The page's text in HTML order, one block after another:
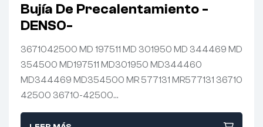
Bujía De Precalentamiento -
DENSO-
3671042500 MD 197511 MD 301950 MD 344469 MD
354500 MD197511 MD301950 MD344460
MD344469 MD354500 MR 577131 MR577131 36710
42500 36710-42500…